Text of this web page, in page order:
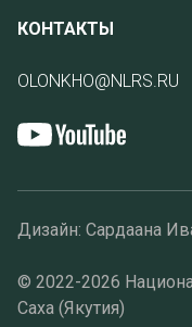
КОНТАКТЫ
OLONKHO@NLRS.RU
Дизайн: Сардаана
© 2022-2026
Саха (Якутия)